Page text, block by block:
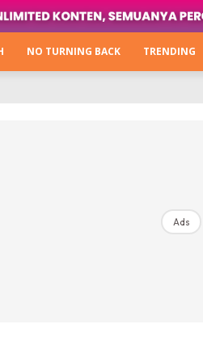
Hijabista
Next Level
NO TURNING BACK TRENDING
Ads